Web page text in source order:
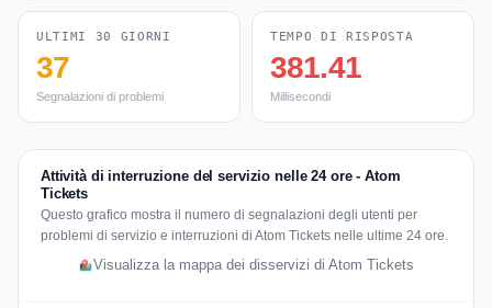
ULTIMI 30 GIORNI
37
Segnalazioni di problemi
TEMPO DI RISPOSTA
381.41
Millisecondi
Attività di interruzione del servizio nelle 24 ore - Atom
Tickets
Questo grafico mostra il numero di segnalazioni degli utenti per
problemi di servizio e interruzioni di Atom Tickets nelle ultime 24 ore.
Visualizza la mappa dei disservizi di Atom Tickets